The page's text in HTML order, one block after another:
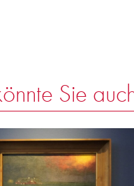
Sie